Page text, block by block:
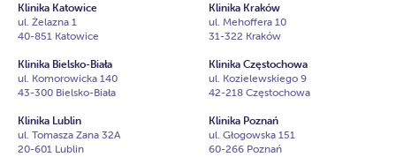
Klinika Katowice
ul. Żelazna 1
40-851 Katowice
Klinika Kraków
ul. Mehoffera 10
31-322 Kraków
Klinika Bielsko-Biała
ul. Komorowicka 140
43-300 Bielsko-Biała
Klinika Częstochowa
ul. Kozielewskiego 9
42-218 Częstochowa
Klinika Lublin
ul. Tomasza Zana 32A
20-601 Lublin
Klinika Poznań
ul. Głogowska 151
60-266 Poznań